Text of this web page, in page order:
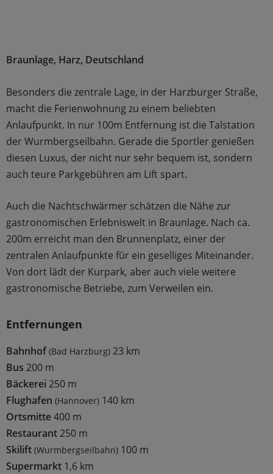
Braunlage, Harz, Deutschland
Besonders die zentrale Lage, in der Harzburger Straße,
macht die Ferienwohnung zu einem beliebten
Anlaufpunkt. In nur 100m Entfernung ist die Talstation
der Wurmbergseilbahn. Gerade die Sportler genießen
diesen Luxus, der nicht nur sehr bequem ist, sondern
auch teure Parkgebühren am Lift spart.
Auch die Nachtschwärmer schätzen die Nähe zur
gastronomischen Erlebniswelt in Braunlage. Nach ca.
200m erreicht man den Brunnenplatz, einer der
zentralen Anlaufpunkte für ein geselliges Miteinander.
Von dort lädt der Kurpark, aber auch viele weitere
gastronomische Betriebe, zum Verweilen ein.
Entfernungen
Bahnhof (Bad Harzburg) 23 km
Bus 200 m
Bäckerei 250 m
Flughafen (Hannover) 140 km
Ortsmitte400 m
Restaurant250 m
Skilift (Wurmbergseilbahn) 100 m
Supermarkt 1,6 km